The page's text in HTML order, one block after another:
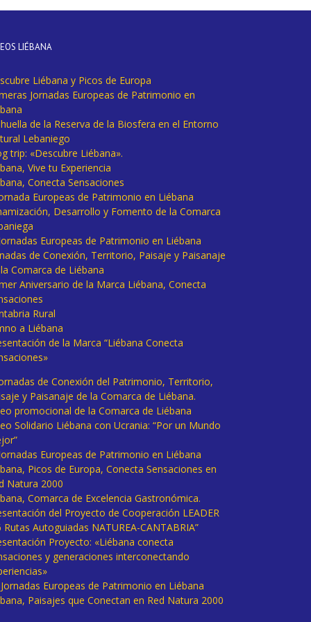
LIÉBANA
Liébana y Picos de Europa
Jornadas Europeas de Patrimonio en
de la Reserva de la Biosfera en el Entorno
Lebaniego
trip: «Descubre Liébana».
Vive tu Experiencia
Conecta Sensaciones
Europeas de Patrimonio en Liébana
Desarrollo y Fomento de la Comarca
Europeas de Patrimonio en Liébana
de Conexión, Territorio, Paisaje y Paisanaje
Comarca de Liébana
Aniversario de la Marca Liébana, Conecta
Rural
a Liébana
de la Marca “Liébana Conecta
de Conexión del Patrimonio, Territorio,
y Paisanaje de la Comarca de Liébana.
promocional de la Comarca de Liébana
Solidario Liébana con Ucrania: “Por un Mundo
Europeas de Patrimonio en Liébana
Picos de Europa, Conecta Sensaciones en
Natura 2000
Comarca de Excelencia Gastronómica.
del Proyecto de Cooperación LEADER
Rutas Autoguiadas NATUREA-CANTABRIA”
Proyecto: «Liébana conecta
y generaciones interconectando
Europeas de Patrimonio en Liébana
Paisajes que Conectan en Red Natura 2000